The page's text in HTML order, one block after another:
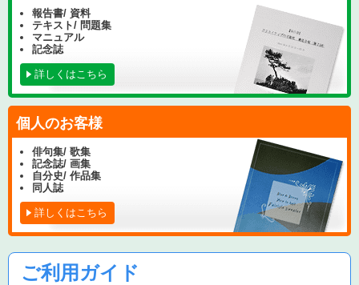
報告書/ 資料
テキスト/ 問題集
マニュアル
記念誌
詳しくはこちら
個人のお客様
俳句集/ 歌集
記念誌/ 画集
自分史/ 作品集
同人誌
詳しくはこちら
ご利用ガイド